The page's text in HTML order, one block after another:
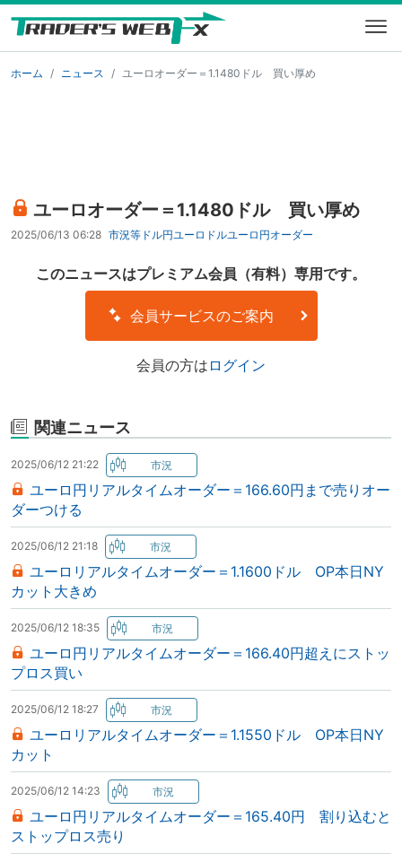
ホーム ニュース ユーロオーダー＝1.1480ドル 買い厚め
ユーロオーダー＝1.1480ドル 買い厚め
2025/06/13 06:28 市況等 ドル円ユーロドルユーロ円オーダー
このニュースはプレミアム会員（有料）専用です。
会員サービスのご案内
会員の方は ログイン
関連ニュース
2025/06/12 21:22
ユーロ円リアルタイムオーダー＝166.60円まで売りオー
ダーつける
2025/06/12 21:18
ユーロリアルタイムオーダー＝1.1600ドル OP本日NY
カット大きめ
2025/06/12 18:35
ユーロ円リアルタイムオーダー＝166.40円超えにストッ
プロス買い
2025/06/12 18:27
ユーロリアルタイムオーダー＝1.1550ドル OP本日NY
カット
2025/06/12 14:23
ユーロ円リアルタイムオーダー＝165.40円 割り込むと
ストップロス売り